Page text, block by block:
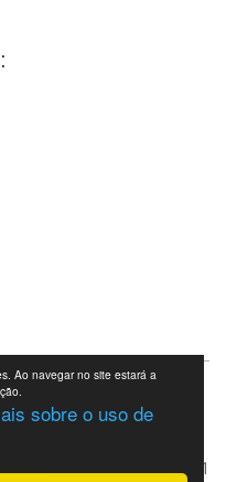
Ao navegar no site estará a
sobre o uso de
no fundo da página.
Festivais de Verão 2021